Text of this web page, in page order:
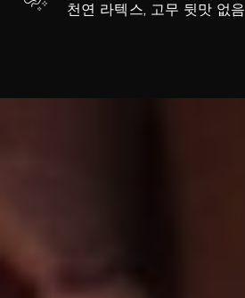
천연 라텍스, 고무 뒷맛 없음